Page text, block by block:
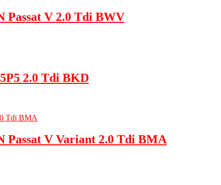
Passat V 2.0 Tdi BWV
2.0 Tdi BKD
Passat V Variant 2.0 Tdi BMA